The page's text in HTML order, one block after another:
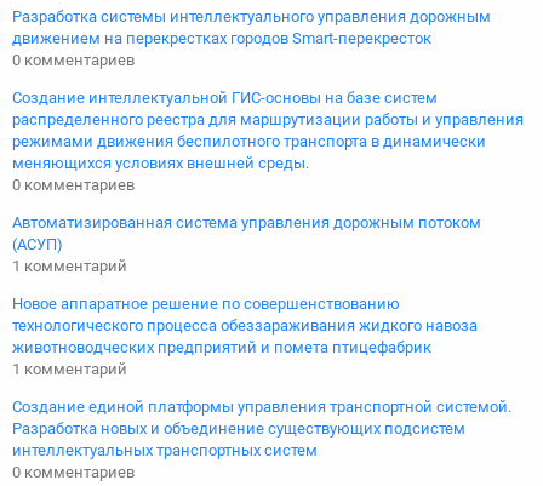
Разработка системы интеллектуального управления дорожным
движением на перекрестках городов Smart-перекресток
0 комментариев
Создание интеллектуальной ГИС-основы на базе систем
распределенного реестра для маршрутизации работы и управления
режимами движения беспилотного транспорта в динамически
меняющихся условиях внешней среды.
0 комментариев
Автоматизированная система управления дорожным потоком
(АСУП)
1 комментарий
Новое аппаратное решение по совершенствованию
технологического процесса обеззараживания жидкого навоза
животноводческих предприятий и помета птицефабрик
1 комментарий
Создание единой платформы управления транспортной системой.
Разработка новых и объединение существующих подсистем
интеллектуальных транспортных систем
0 комментариев